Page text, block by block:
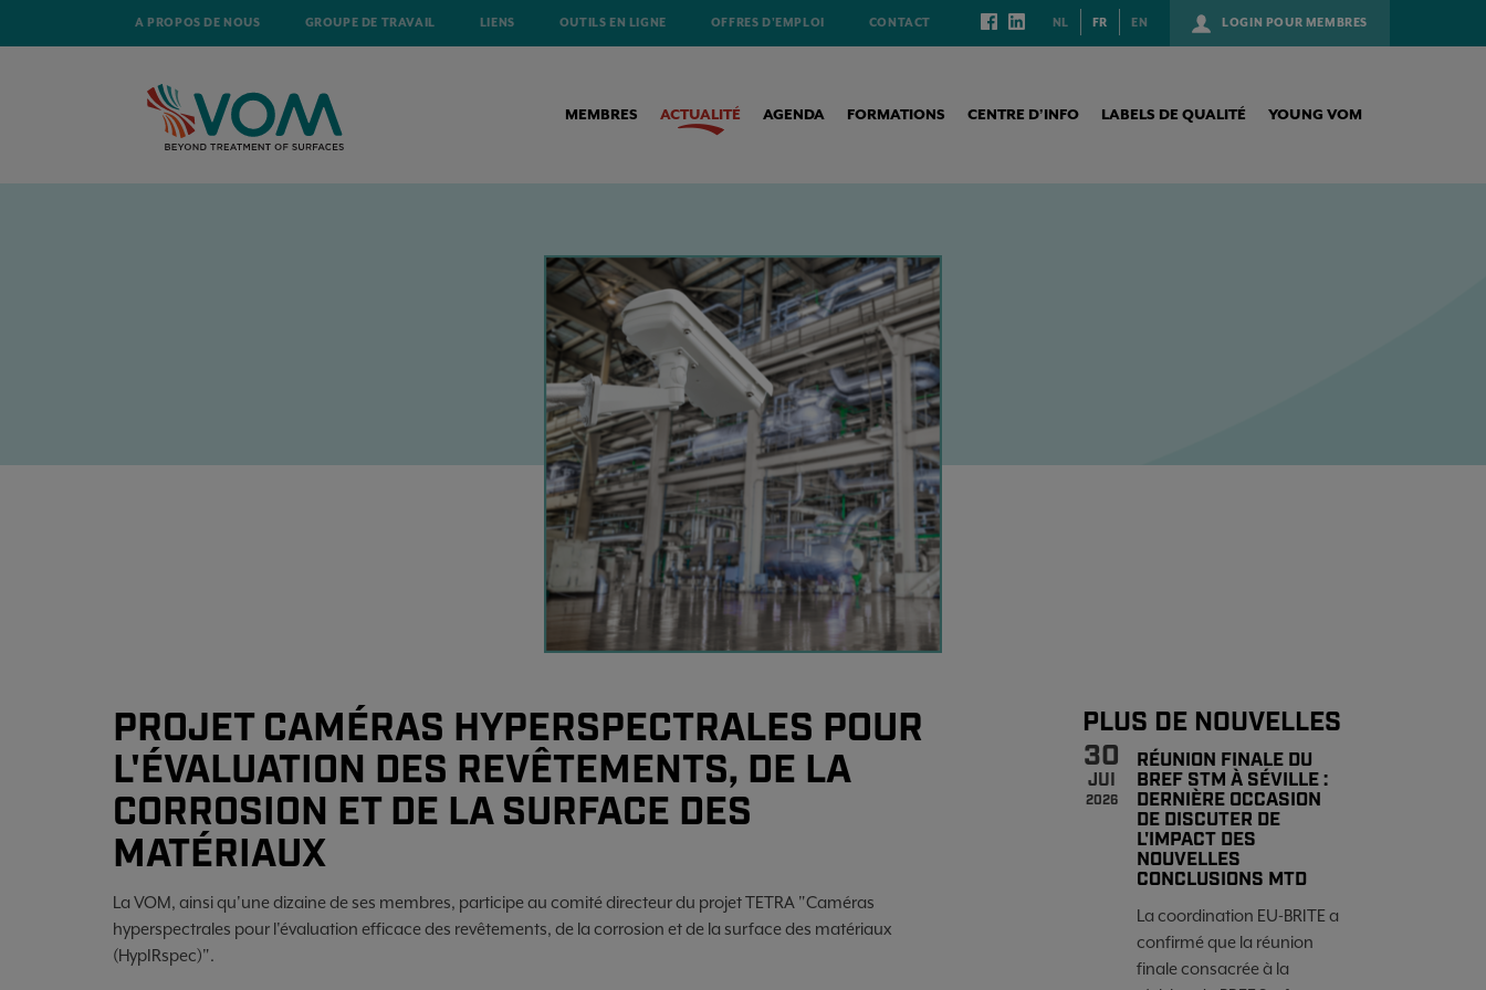
A PROPOS DE NOUS GROUPE DE TRAVAIL LIENS OUTILS EN LIGNE OFFRES D'EMPLOI CONTACT LOGIN POUR MEMBRES
NL FR EN
MEMBRES ACTUALITÉ AGENDA FORMATIONS CENTRE D’INFO LABELS DE QUALITÉ YOUNG VOM
ACCUEIL ACTUALITÉ PROJET CAMÉRAS HYPERSPECTRALES POUR L'ÉVALUATION DES REVÊTEMENTS, DE LA CORROSION ET DE LA SURFACE DES MATÉRIAUX
PROJET CAMÉRAS HYPERSPECTRALES POUR
L'ÉVALUATION DES REVÊTEMENTS, DE LA
CORROSION ET DE LA SURFACE DES
MATÉRIAUX
La VOM, ainsi qu'une dizaine de ses membres, participe au comité directeur du projet TETRA "Caméras
hyperspectrales pour l'évaluation efficace des revêtements, de la corrosion et de la surface des matériaux
(HypIRspec)".
PLUS DE NOUVELLES
30
JUI
2026
RÉUNION FINALE DU
BREF STM À SÉVILLE :
DERNIÈRE OCCASION
DE DISCUTER DE
L'IMPACT DES
NOUVELLES
CONCLUSIONS MTD
La coordination EU-BRITE a
confirmé que la réunion
finale consacrée à la